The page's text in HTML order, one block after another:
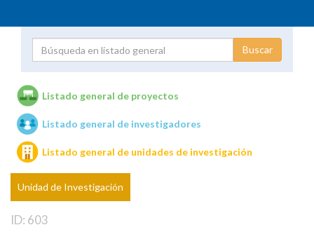
Unidades de investigación
Listado general de proyectos
Listado general de investigadores
Listado general de unidades de investigación
Unidad de Investigación
ID: 603